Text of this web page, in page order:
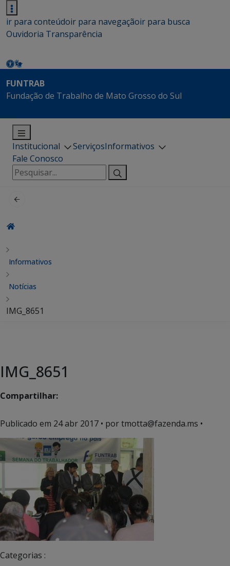
ir para conteúdoir para navegaçãoir para busca
Ouvidoria Transparência
FUNTRAB
Fundação de Trabalho de Mato Grosso do Sul
Institucional ServiçosInformativos
Fale Conosco
Pesquisar
por:
Informativos
Notícias
IMG_8651
IMG_8651
Compartilhar:
Publicado em 24 abr 2017 • por tmotta@fazenda.ms •
Categorias :